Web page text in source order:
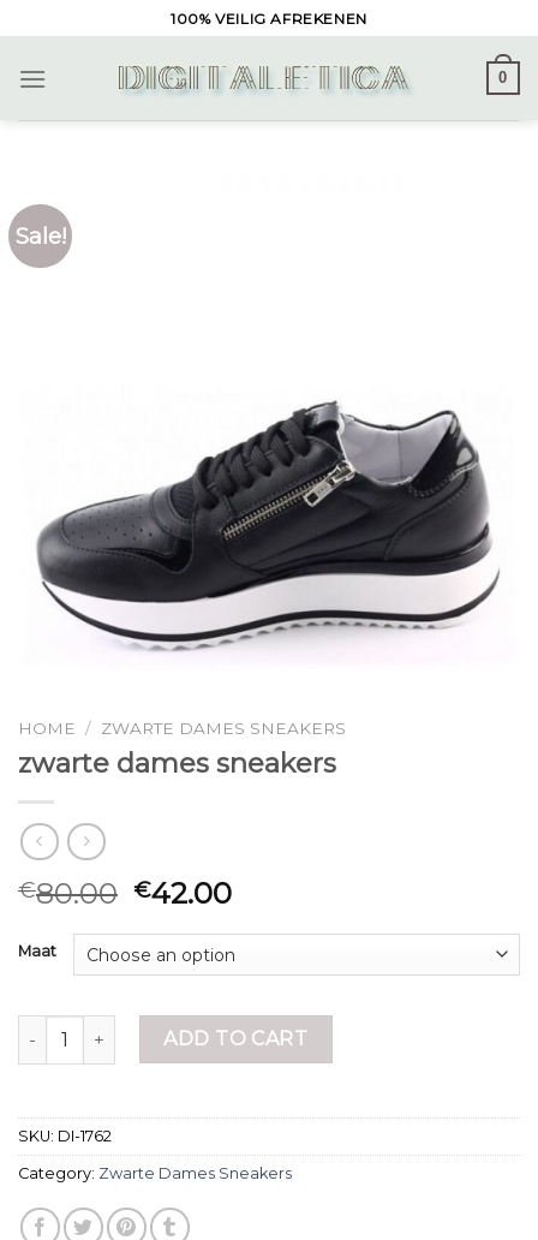
to
content
100% VEILIG AFREKENEN
0
Sale!
HOME / ZWARTE DAMES SNEAKERS
zwarte dames sneakers
€80.00 €42.00
Maat
zwarte dames sneakers quantity
ADD TO CART
SKU: DI-1762
Category: Zwarte Dames Sneakers